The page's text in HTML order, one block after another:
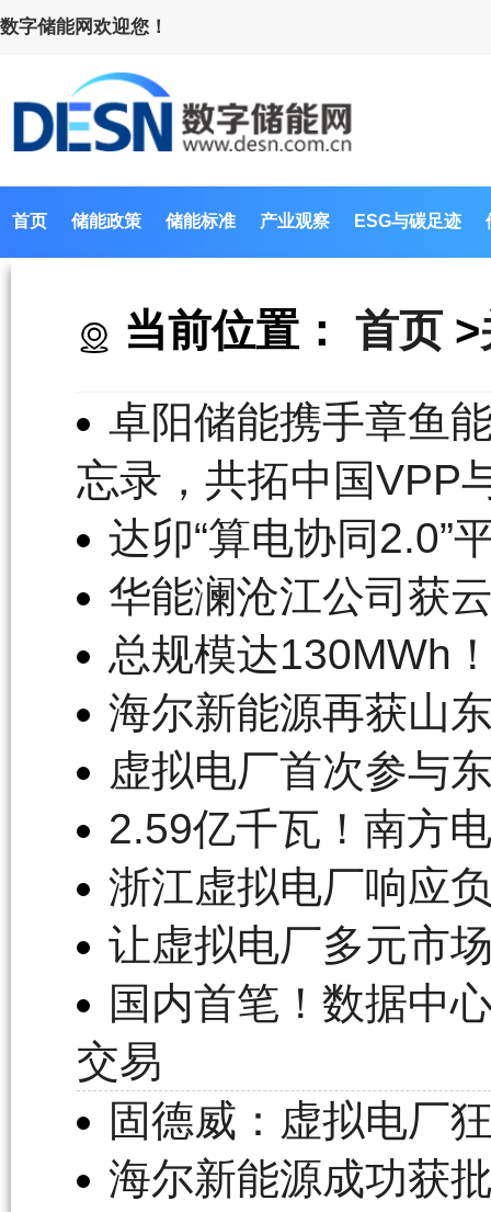
数字储能网欢迎您！
首页 储能政策 储能标准 产业观察 ESG与碳足迹
当前位置： 首页 >
卓阳储能携手章鱼
忘录，共拓中国VPP
达卯“算电协同2.0”
华能澜沧江公司获
总规模达130MWh
海尔新能源再获山
虚拟电厂首次参与
2.59亿千瓦！南方
浙江虚拟电厂响应
让虚拟电厂多元市
国内首笔！数据中
交易
固德威：虚拟电厂
海尔新能源成功获